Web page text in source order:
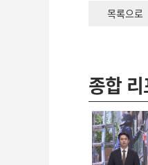
목록으로
종합